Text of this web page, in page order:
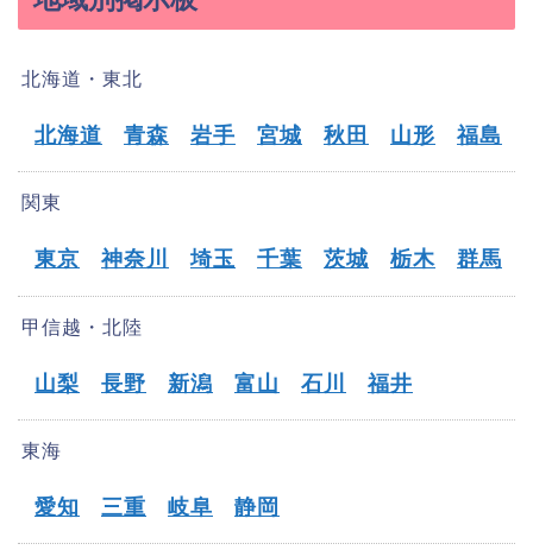
北海道・東北
北海道 青森 岩手 宮城 秋田 山形 福島
関東
東京 神奈川 埼玉 千葉 茨城 栃木 群馬
甲信越・北陸
山梨 長野 新潟 富山 石川 福井
東海
愛知 三重 岐阜 静岡